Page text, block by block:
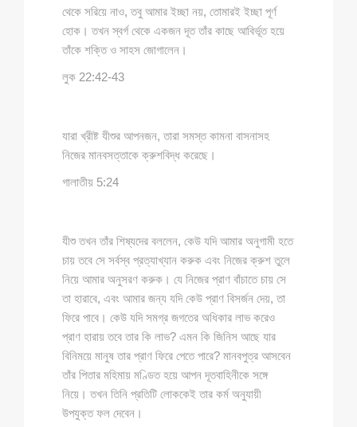
থেকে সরিয়ে নাও, তবু আমার ইচ্ছা নয়, তোমারই ইচ্ছা পূর্ণ
হোক। তখন স্বর্গ থেকে একজন দূত তাঁর কাছে আবির্ভূত হয়ে
তাঁকে শক্তি ও সাহস জোগালেন।
লুক 22:42-43
যারা খ্রীষ্ট যীশুর আপনজন, তারা সমস্ত কামনা বাসনাসহ
নিজের মানবসত্তাকে ক্রুশবিদ্ধ করেছে।
গালাতীয় 5:24
যীশু তখন তাঁর শিষ্যদের বললেন, কেউ যদি আমার অনুগামী হতে
চায় তবে সে সর্বস্ব প্রত্যাখ্যান করুক এবং নিজের ক্রুশ তুলে
নিয়ে আমার অনুসরণ করুক। যে নিজের প্রাণ বাঁচাতে চায় সে
তা হারাবে, এবং আমার জন্য যদি কেউ প্রাণ বিসর্জন দেয়, তা
ফিরে পাবে। কেউ যদি সমগ্র জগতের অধিকার লাভ করেও
প্রাণ হারায় তবে তার কি লাভ? এমন কি জিনিস আছে যার
বিনিময়ে মানুষ তার প্রাণ ফিরে পেতে পারে? মানবপুত্র আসবেন
তাঁর পিতার মহিমায় মণ্ডিত হয়ে আপন দূতবাহিনীকে সঙ্গে
নিয়ে। তখন তিনি প্রতিটি লোককেই তার কর্ম অনুযায়ী
উপযুক্ত ফল দেবেন।